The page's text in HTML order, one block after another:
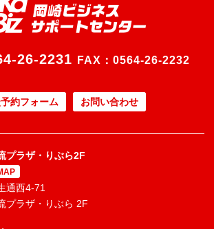
26-2231 FAX：0564-26-2232
約フォーム お問い合わせ
プラザ・りぶら2F
通西4-71
プラザ・りぶら 2F